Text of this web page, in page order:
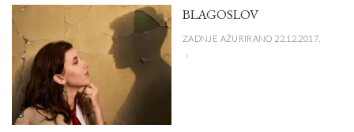
B
BLAGOSLOV
ZADNJE AŽURIRANO 22.12.2017.